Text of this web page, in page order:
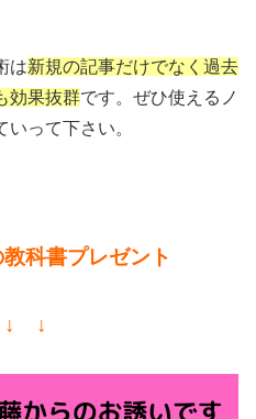
は新規の記事だけでなく過去
効果抜群です。ぜひ使えるノ
って下さい。
科書プレゼント
↓